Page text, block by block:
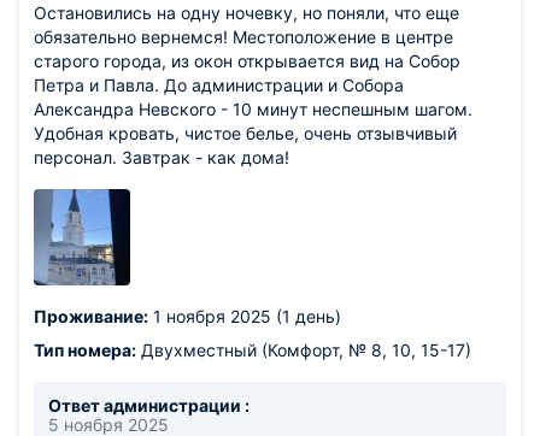
Остановились на одну ночевку, но поняли, что еще
обязательно вернемся! Местоположение в центре
старого города, из окон открывается вид на Собор
Петра и Павла. До администрации и Собора
Александра Невского - 10 минут неспешным шагом.
Удобная кровать, чистое белье, очень отзывчивый
персонал. Завтрак - как дома!
Проживание: 1 ноября 2025 (1 день)
Тип номера: Двухместный (Комфорт, № 8, 10, 15-17)
Ответ администрации :
5 ноября 2025